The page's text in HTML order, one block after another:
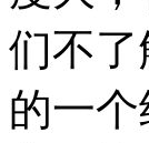
们不
的一